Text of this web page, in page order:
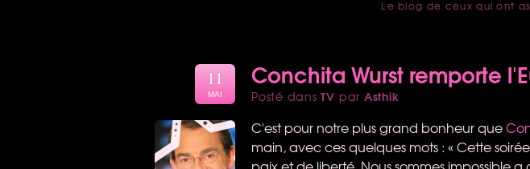
accueil
Le blog de ceux qui ont
Conchita Wurst remporte
Posté dansTV par Asthik
11
MAI
C'est pour notre plus grand bonheur que
main, avec ces quelques mots : « Cette